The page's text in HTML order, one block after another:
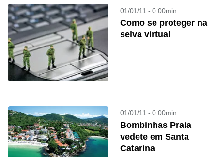
01/01/11 - 0:00min
Como se proteger na
selva virtual
01/01/11 - 0:00min
Bombinhas Praia
vedete em Santa
Catarina